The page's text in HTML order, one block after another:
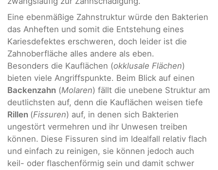
Eine ebenmäßige Zahnstruktur würde den Bakterien
das Anheften und somit die Entstehung eines
Kariesdefektes erschweren, doch leider ist die
Zahnoberfläche alles andere als eben.
Besonders die Kauflächen (okklusale Flächen)
bieten viele Angriffspunkte. Beim Blick auf einen
Backenzahn (Molaren) fällt die unebene Struktur am
deutlichsten auf, denn die Kauflächen weisen tiefe
Rillen (Fissuren) auf, in denen sich Bakterien
ungestört vermehren und ihr Unwesen treiben
können. Diese Fissuren sind im Idealfall relativ flach
und einfach zu reinigen, sie können jedoch auch
keil- oder flaschenförmig sein und damit schwer